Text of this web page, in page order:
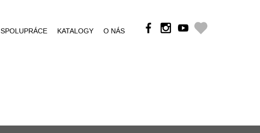
SPOLUPRÁCE KATALOGY O NÁS